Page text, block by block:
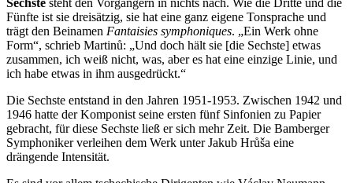
Fünfte ist sie dreisätzig, sie hat eine ganz eigene Tonsprache und
trägt den Beinamen Fantaisies symphoniques. „Ein Werk ohne
Form“, schrieb Martinů: „Und doch hält sie [die Sechste] etwas
zusammen, ich weiß nicht, was, aber es hat eine einzige Linie, und
ich habe etwas in ihm ausgedrückt.“
Die Sechste entstand in den Jahren 1951-1953. Zwischen 1942 und
1946 hatte der Komponist seine ersten fünf Sinfonien zu Papier
gebracht, für diese Sechste ließ er sich mehr Zeit. Die Bamberger
Symphoniker verleihen dem Werk unter Jakub Hrůša eine
drängende Intensität.